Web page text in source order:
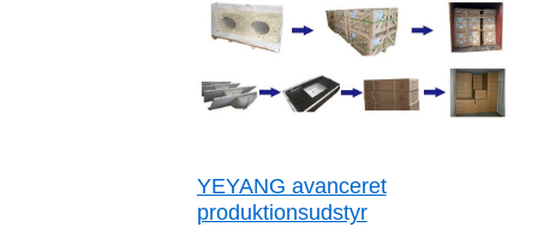
YEYANG avanceret
produktionsudstyr